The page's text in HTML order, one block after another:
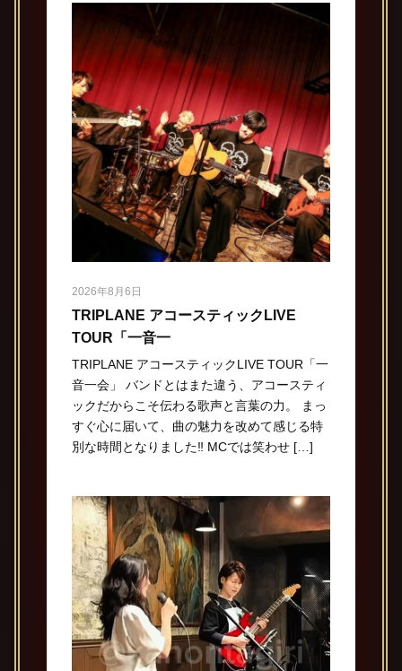
2026年8月6日
TRIPLANE アコースティックLIVE
TOUR「一音一
TRIPLANE アコースティックLIVE TOUR「一
音一会」 バンドとはまた違う、アコースティ
ックだからこそ伝わる歌声と言葉の力。 まっ
すぐ心に届いて、曲の魅力を改めて感じる特
別な時間となりました‼️ MCでは笑わせ […]